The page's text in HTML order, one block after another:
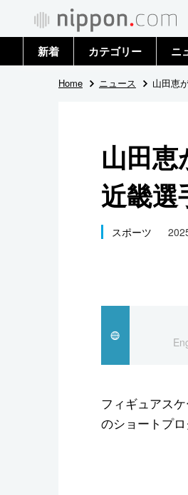
新着 カテゴリー
政治・外交
国際
社会
文化
スポーツ・東京2020
ニ
ト
Home ニュース 山田恵
山田
近畿選
スポーツ
フィギュアス
のショートプ